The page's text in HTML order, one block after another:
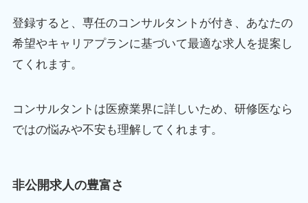
登録すると、専任のコンサルタントが付き、あなたの
希望やキャリアプランに基づいて最適な求人を提案し
てくれます。
コンサルタントは医療業界に詳しいため、研修医なら
ではの悩みや不安も理解してくれます。
非公開求人の豊富さ